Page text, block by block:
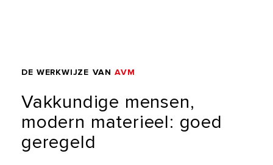
DE WERKWIJZE VAN AVM
Vakkundige mensen,
modern materieel: goed
geregeld